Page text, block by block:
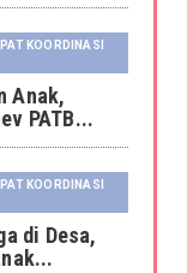
KOORDINASI
Anak,
PATB...
KOORDINASI
di Desa,